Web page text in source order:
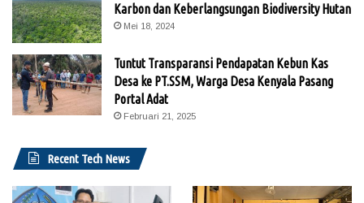
Karbon dan Keberlangsungan Biodiversity Hutan
Mei 18, 2024
Tuntut Transparansi Pendapatan Kebun Kas
Desa ke PT.SSM, Warga Desa Kenyala Pasang
Portal Adat
Februari 21, 2025
Recent Tech News